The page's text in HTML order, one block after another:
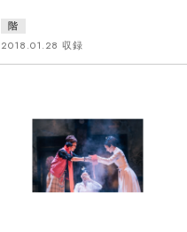
しまうのだという。それを見に集
まってきた天文学研究会のメンバ
ーとたまたま通りかかった旅人、
の記憶の中にある各々の「壊れた
町」が交差する。それは混じり合
うことなくそのまま各々の方向へ
消えていく。「何ひとつ共有でき
ないもの同士も、一瞬だけ、一点
階
2018.01.28 収録